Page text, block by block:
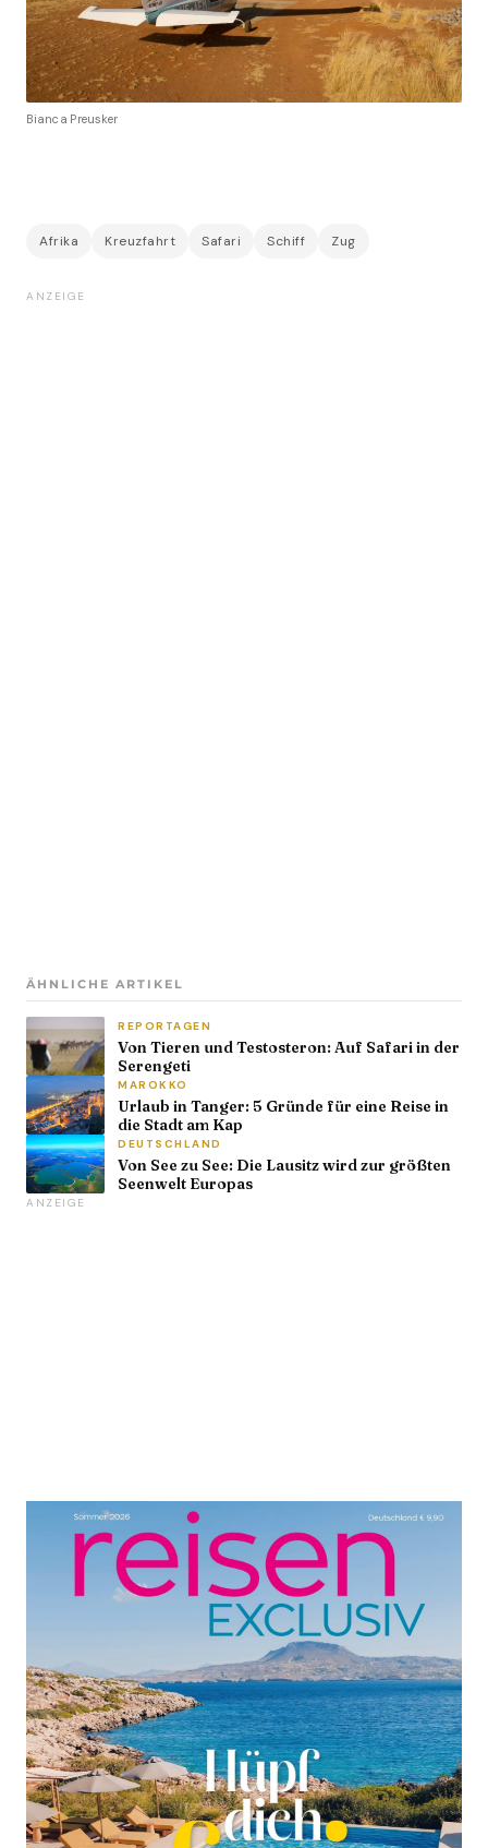
Bianca Preusker
Afrika Kreuzfahrt Safari Schiff Zug
ANZEIGE
ÄHNLICHE ARTIKEL
REPORTAGEN
Von Tieren und Testosteron: Auf Safari in der
Serengeti
MAROKKO
Urlaub in Tanger: 5 Gründe für eine Reise in
die Stadt am Kap
DEUTSCHLAND
Von See zu See: Die Lausitz wird zur größten
Seenwelt Europas
ANZEIGE